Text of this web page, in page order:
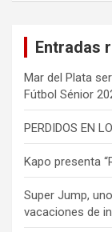
Entradas
Mar del Plata
Fútbol Sénior
PERDIDOS EN
Kapo presenta
Super Jump,
vacaciones de